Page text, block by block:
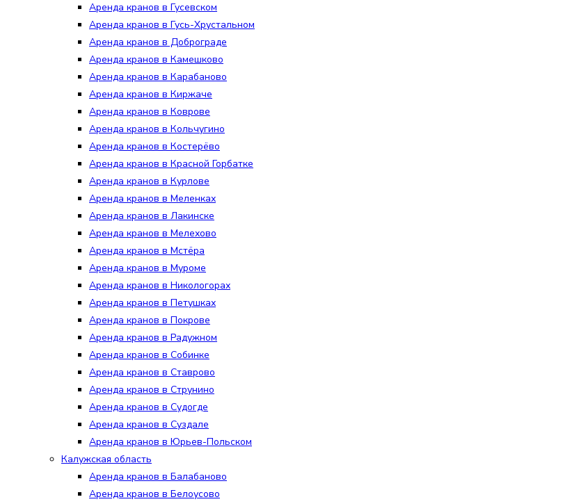
Аренда кранов в Гусевском
Аренда кранов в Гусь-Хрустальном
Аренда кранов в Доброграде
Аренда кранов в Камешково
Аренда кранов в Карабаново
Аренда кранов в Киржаче
Аренда кранов в Коврове
Аренда кранов в Кольчугино
Аренда кранов в Костерёво
Аренда кранов в Красной Горбатке
Аренда кранов в Курлове
Аренда кранов в Меленках
Аренда кранов в Лакинске
Аренда кранов в Мелехово
Аренда кранов в Мстёра
Аренда кранов в Муроме
Аренда кранов в Никологорах
Аренда кранов в Петушках
Аренда кранов в Покрове
Аренда кранов в Радужном
Аренда кранов в Собинке
Аренда кранов в Ставрово
Аренда кранов в Струнино
Аренда кранов в Судогде
Аренда кранов в Суздале
Аренда кранов в Юрьев-Польском
Калужская область
Аренда кранов в Балабаново
Аренда кранов в Белоусово